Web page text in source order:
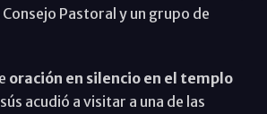
Pastoral y un grupo de
oración en silencio en el templo
acudió a visitar a una de las